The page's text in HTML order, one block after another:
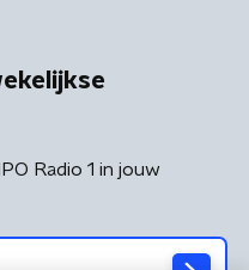
Radio 1 in jouw